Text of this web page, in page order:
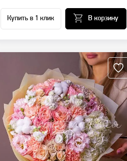
Купить в 1 клик В корзину